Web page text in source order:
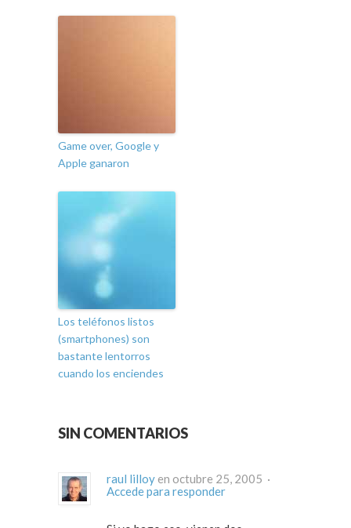
Game over, Google y
Apple ganaron
Los teléfonos listos
(smartphones) son
bastante lentorros
cuando los enciendes
SIN COMENTARIOS
raul lilloy
en octubre 25, 2005 ·
Accede para responder